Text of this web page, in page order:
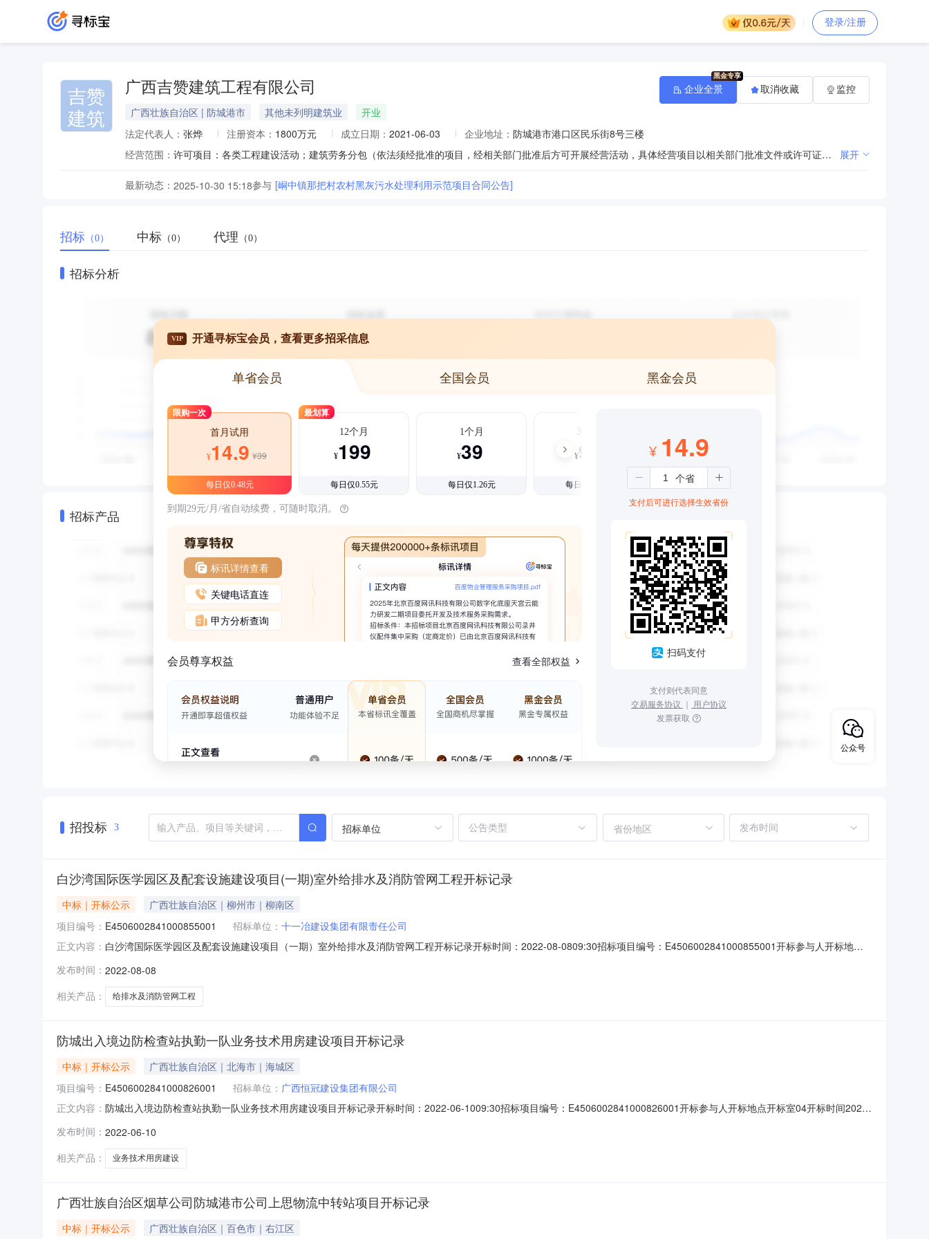
登录/注册
吉赞
建筑
广西吉赞建筑工程有限公司
广西壮族自治区 | 防城港市 其他未列明建筑业
开业
法定代表人： 张烨 注册资本： 1800万元 成立日期： 2021-06-03 企业地址： 防城港市港口区民乐街8号三楼
经营范围：
许可项目：各类工程建设活动；建筑劳务分包（依法须经批准的项目，经相关部门批准后方可开展经营活动，具体经营项目以相关部门批准文件或许可证件为准）一般项目：五金产品批发；建筑材料销售（除依法须经批准的项目外，凭营业执照依法自主开展经营活动） 展开
最新动态： 2025-10-30 15:18参与 [峒中镇那把村农村黑灰污水处理利用示范项目合同公告]
企业全景 取消收藏 监控
招标 （0） 中标 （0） 代理 （0）
招标分析
招标产品
VIP 开通寻标宝会员，查看更多招采信息
单省会员 全国会员 黑金会员
限购一次
首月试用
¥14.9 ¥39
每日仅0.48元
最划算
12个月
¥199
每日仅0.55元
1个月
¥39
每日仅1.26元
3个月
¥99
每日仅1.08元
到期29元/月/省自动续费，可随时取消。
标讯详情查看
关键电话直连
甲方分析查询
会员尊享权益 查看全部权益
¥ 14.9
支付后可进行选择生效省份
扫码支付
支付则代表同意
交易服务协议 ｜ 用户协议
发票获取
招投标 3 招标单位 省份地区
白沙湾国际医学园区及配套设施建设项目(一期)室外给排水及消防管网工程开标记录
中标｜开标公示
广西壮族自治区｜柳州市｜柳南区
项目编号： E4506002841000855001 招标单位： 十一冶建设集团有限责任公司
正文内容： 白沙湾国际医学园区及配套设施建设项目（一期）室外给排水及消防管网工程开标记录开标时间：2022-08-0809:30招标项目编号：E4506002841000855001开标参与人开标地点
间:未上传,投标人名称:广西鑫豪建筑工程有限公司;项目负责人:;报价:18996008.45元/%;工期:120日历天;质量要求:;
发布时间： 2022-08-08
相关产品：
给排水及消防管网工程
防城出入境边防检查站执勤一队业务技术用房建设项目开标记录
中标｜开标公示
广西壮族自治区｜北海市｜海城区
项目编号： E4506002841000826001 招标单位： 广西恒冠建设集团有限公司
正文内容： 防城出入境边防检查站执勤一队业务技术用房建设项目开标记录开标时间：2022-06-1009:30招标项目编号：E4506002841000826001开标参与人开标地点开标室04开标时间2022-
国中建设工程有限公司;项目负责人:;报价:0.00元/%;工期:日历天;质量要求:;保证金金额:0.00元,投标文件递交时间:
发布时间： 2022-06-10
相关产品：
业务技术用房建设
广西壮族自治区烟草公司防城港市公司上思物流中转站项目开标记录
中标｜开标公示 广西壮族自治区｜百色市｜右江区
公众号